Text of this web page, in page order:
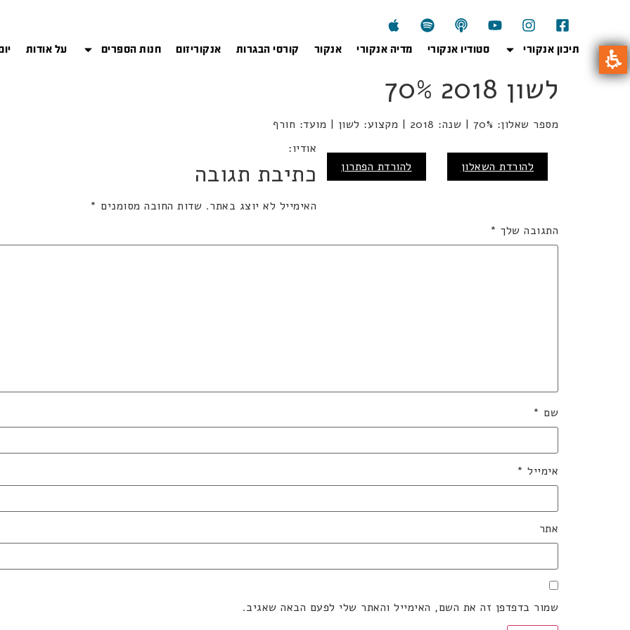
תיכון אנקורי סטודיו אנקורי מדיה אנקורי אנקור קורסי הבגרות אנקוריזום חנות הספרים על אודות
לשון 2018 70%
מספר שאלון: 70% | שנה: 2018 | מקצוע: לשון | מועד: חורף
להורדת השאלון להורדת הפתרון
אודיו:
כתיבת תגובה
האימייל לא יוצג באתר. שדות החובה מסומנים *
התגובה שלך *
שם *
אימייל *
אתר
שמור בדפדפן זה את השם, האימייל והאתר שלי לפעם הבאה שאגיב.